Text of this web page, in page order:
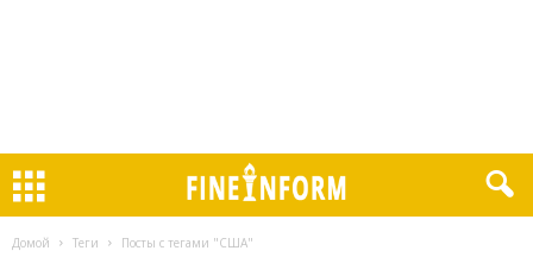
Домой Теги Посты с тегами "США"